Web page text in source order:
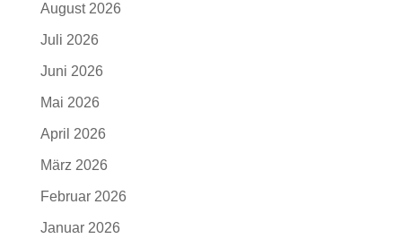
August 2026
Juli 2026
Juni 2026
Mai 2026
April 2026
März 2026
Februar 2026
Januar 2026